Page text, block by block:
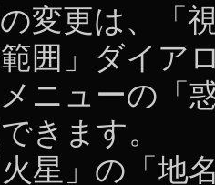
変更は、「
囲」ダイア
メニューの「
きます。
星」の「地